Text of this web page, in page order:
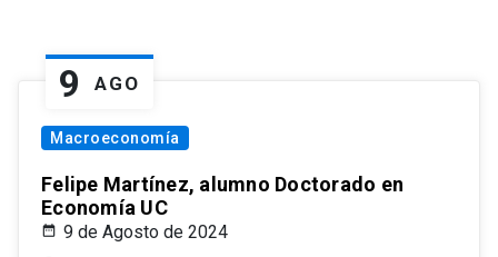
9 AGO
Macroeconomía
Felipe Martínez, alumno Doctorado en
Economía UC
9 de Agosto de 2024